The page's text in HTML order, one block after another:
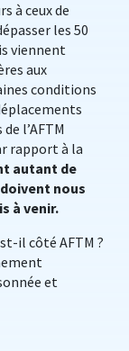
à ceux de
les 50
viennent
aux
conditions
l’AFTM
rapport à la
autant de
nous
à venir.
il côté AFTM ?
et